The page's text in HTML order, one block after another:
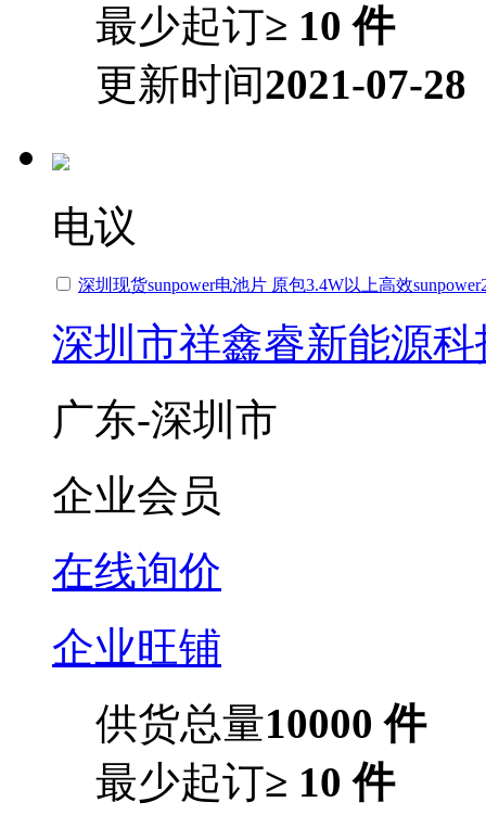
最少起订≥ 10 件
更新时间2021-07-28
电议
深圳现货sunpower电池片 原包3.4W以上高效
深圳市祥鑫睿新能源
广东-深圳市
企业会员
在线询价
企业旺铺
供货总量10000 件
最少起订≥ 10 件